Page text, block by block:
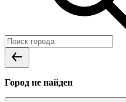
Город не найден